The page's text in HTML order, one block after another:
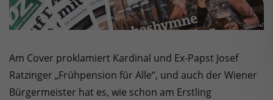
Am Cover proklamiert Kardinal und Ex-Papst Josef
Ratzinger „Frühpension für Alle“, und auch der Wiener
Bürgermeister hat es, wie schon am Erstling